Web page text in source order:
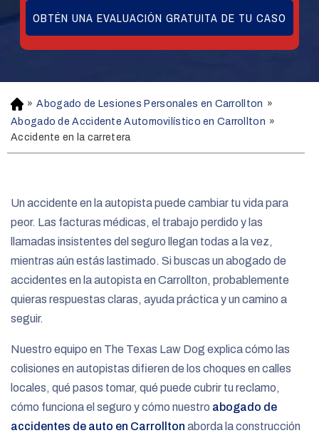
H
o
m
e
» Abogado de Lesiones Personales en Carrollton »
Abogado de Accidente Automovilístico en Carrollton »
Accidente en la carretera
Un accidente en la autopista puede cambiar tu vida para
peor. Las facturas médicas, el trabajo perdido y las
llamadas insistentes del seguro llegan todas a la vez,
mientras aún estás lastimado. Si buscas un abogado de
accidentes en la autopista en Carrollton, probablemente
quieras respuestas claras, ayuda práctica y un camino a
seguir.
Nuestro equipo en The Texas Law Dog explica cómo las
colisiones en autopistas difieren de los choques en calles
locales, qué pasos tomar, qué puede cubrir tu reclamo,
cómo funciona el seguro y cómo nuestro abogado de
accidentes de auto en Carrollton aborda la construcción